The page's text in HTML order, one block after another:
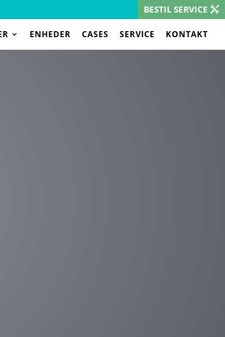
BESTIL SERVICE
ENHEDER CASES SERVICE KONTAKT